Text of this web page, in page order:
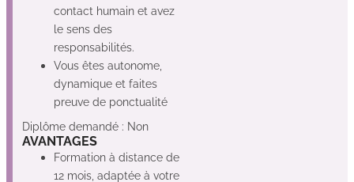
contact humain et avez
le sens des
responsabilités.
Vous êtes autonome,
dynamique et faites
preuve de ponctualité
Diplôme demandé : Non
AVANTAGES
Formation à distance de
12 mois, adaptée à votre